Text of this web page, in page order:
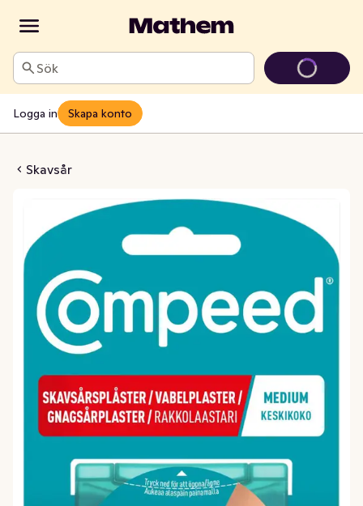
Sök
Logga in Skapa konto
Skavsår
Medium